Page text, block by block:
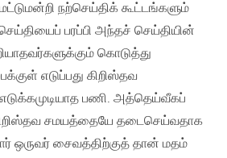
நற்செய்திக் கூட்டங்களும்
பரப்பி அந்தச் செய்தியின்
கொடுத்து
எடுப்பது கிறிஸ்தவ
எடுக்கமுடியாத பணி. அத்தெய்வீகப்
கிறிஸ்தவ சமயத்தையே தடைசெய்வதாக
ஒருவர் சைவத்திற்குத் தான் மதம்